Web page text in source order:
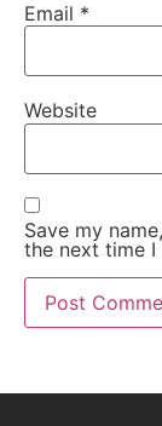
Email *
Website
Save my
the next time I